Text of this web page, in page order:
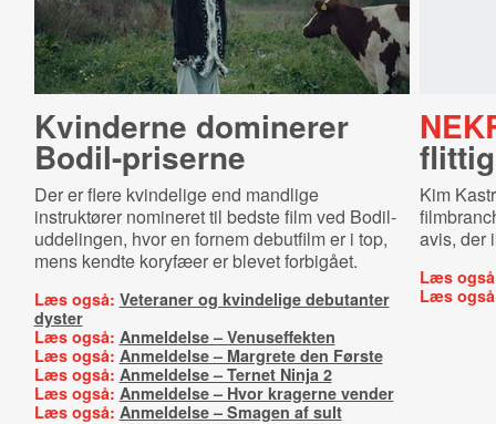
Kvinderne dominerer
Bodil-priserne
Der er flere kvindelige end mandlige
instruktører nomineret til bedste film ved Bodil-
uddelingen, hvor en fornem debutfilm er i top,
mens kendte koryfæer er blevet forbigået.
Læs også: Veteraner og kvindelige debutanter
dyster
Læs også: Anmeldelse – Venuseffekten
Læs også: Anmeldelse – Margrete den Første
Læs også: Anmeldelse – Ternet Ninja 2
Læs også: Anmeldelse – Hvor kragerne vender
Læs også: Anmeldelse – Smagen af sult
Kim
avis, der
Læs
Læs